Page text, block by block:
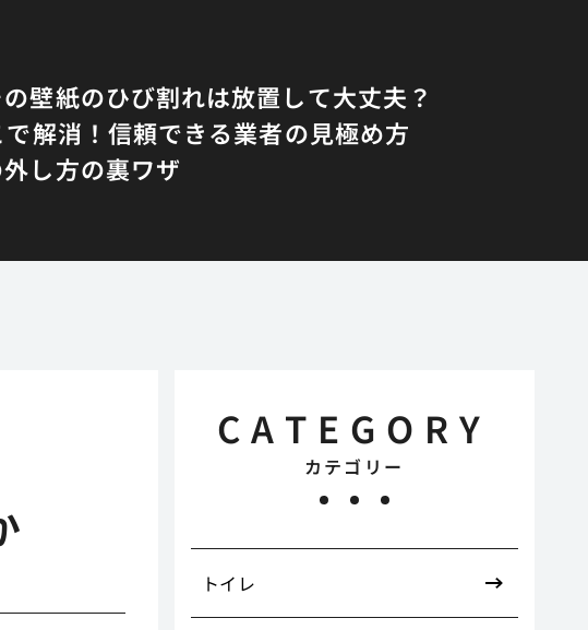
壁紙のひび割れは放置して大丈夫？
解消！信頼できる業者の見極め方
し方の裏ワザ
CATEGORY
カテゴリー
トイレ